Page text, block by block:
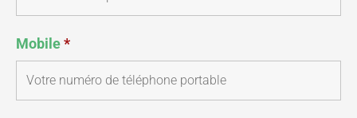
Mobile*